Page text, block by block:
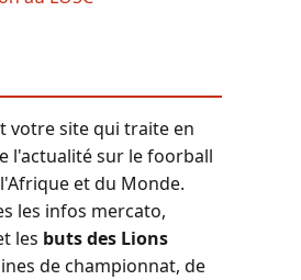
votre site qui traite en
l'actualité sur le foorball
et du Monde.
les infos mercato,
les buts des Lions
de championnat, de